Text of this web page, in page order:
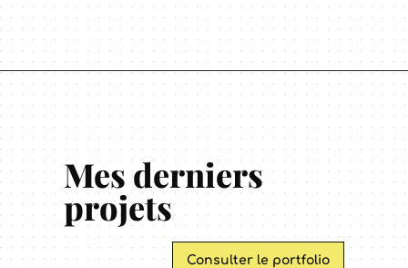
Mes derniers
projets
Consulter le portfolio